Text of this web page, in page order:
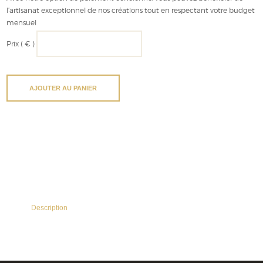
l’artisanat exceptionnel de nos créations tout en respectant votre budget
mensuel
Prix ( € )
AJOUTER AU PANIER
Description